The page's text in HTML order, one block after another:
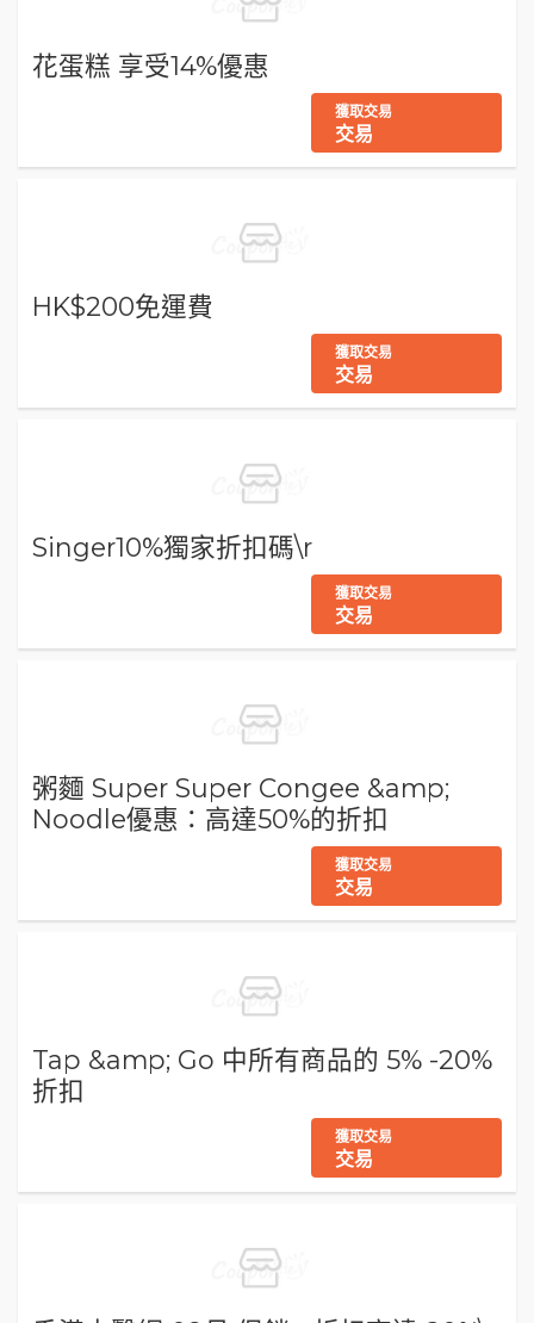
花蛋糕 享受14%優惠
獲取交易
交易
HK$200免運費
獲取交易
交易
Singer10%獨家折扣碼\r
獲取交易
交易
粥麵 Super Super Congee &amp;
Noodle優惠：高達50%的折扣
獲取交易
交易
Tap &amp; Go 中所有商品的 5% -20%
折扣
獲取交易
交易